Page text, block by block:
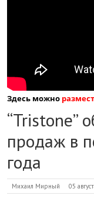
Здесь можно
“Tristone”
продаж в
года
Михаил Мирный 05